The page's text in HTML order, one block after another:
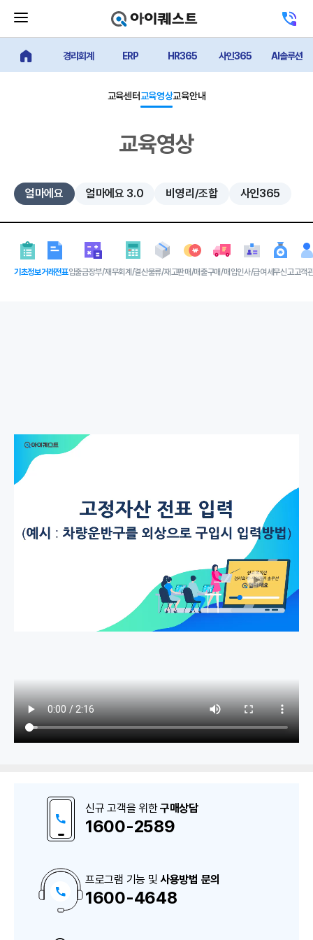
기
버
튼
센
터
얼마에요 메인경리회계 ERP HR365 사인365 AI솔루션
교육센터교육영상교육안내
교육영상
얼마에요 얼마에요 3.0 비영리/조합 사인365
기초정보거래전표입출금장부/재무회계/결산물류/재고판매/매출구매/매입인사/급여 세무신고고객
매입매출거래입력(D/C, 반품거래)
2. 일반대체전표입력
일반대체전표 입력방법
구
매
신규 고객을 위한구매상담
1600-2589
프로그램 기능 및 사용방법 문의
1600-4648